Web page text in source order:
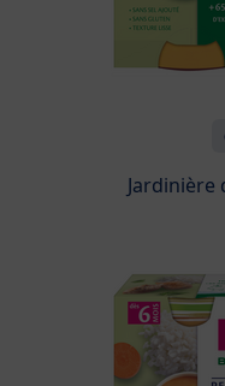
Jardinière